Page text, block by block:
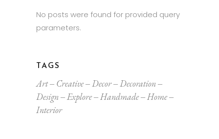
No posts were found for provided query
parameters.
TAGS
Art Creative Decor
Decoration
Design
Explore Handmade
Home
Interior